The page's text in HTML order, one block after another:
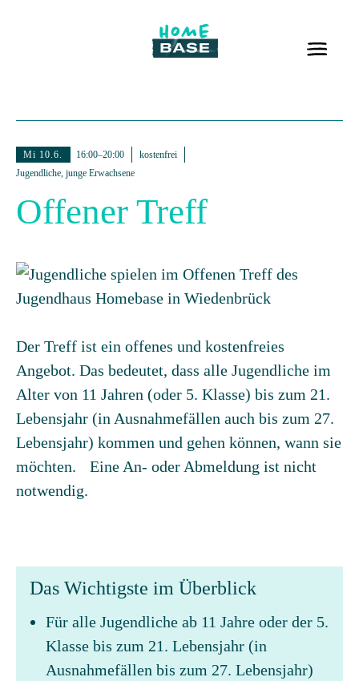
Mi 10.6. 16:00–20:00
kostenfrei
Jugendliche, junge Erwachsene
Offener Treff
Der Treff ist ein offenes und kostenfreies
Angebot. Das bedeutet, dass alle Jugendliche im
Alter von 11 Jahren (oder 5. Klasse) bis zum 21.
Lebensjahr (in Ausnahmefällen auch bis zum 27.
Lebensjahr) kommen und gehen können, wann sie
möchten. Eine An- oder Abmeldung ist nicht
notwendig.
Das Wichtigste im Überblick
Für alle Jugendliche ab 11 Jahre oder der 5.
Klasse bis zum 21. Lebensjahr (in
Ausnahmefällen bis zum 27. Lebensjahr)